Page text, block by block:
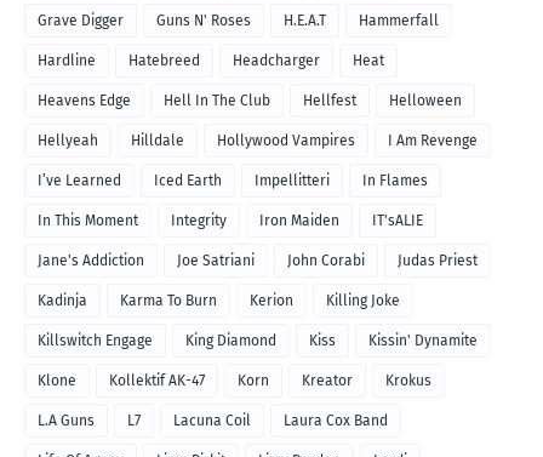
Grave Digger Guns N' Roses H.E.A.T Hammerfall
Hardline Hatebreed Headcharger Heat
Heavens Edge Hell In The Club Hellfest Helloween
Hellyeah Hilldale Hollywood Vampires I Am Revenge
I’ve Learned Iced Earth Impellitteri In Flames
In This Moment Integrity Iron Maiden IT'sALIE
Jane's Addiction Joe Satriani John Corabi Judas Priest
Kadinja Karma To Burn Kerion Killing Joke
Killswitch Engage King Diamond Kiss Kissin' Dynamite
Klone Kollektif AK-47 Korn Kreator Krokus
L.A Guns L7 Lacuna Coil Laura Cox Band